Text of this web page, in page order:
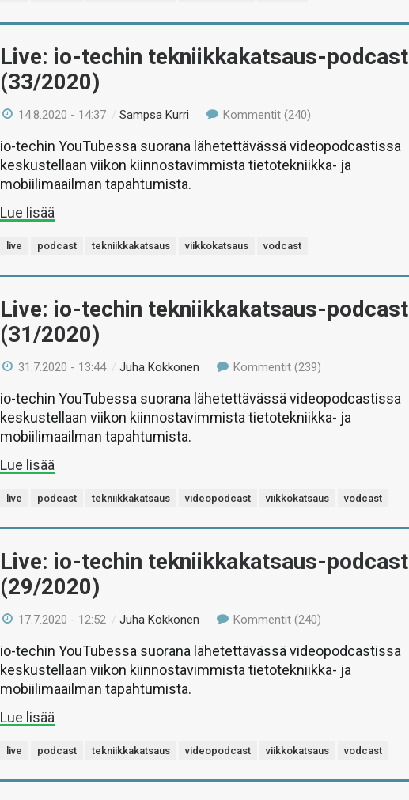
Live: io-techin tekniikkakatsaus-podcast
(33/2020)
14.8.2020 - 14:37 /Sampsa Kurri Kommentit (240)
io-techin YouTubessa suorana lähetettävässä videopodcastissa
keskustellaan viikon kiinnostavimmista tietotekniikka- ja
mobiilimaailman tapahtumista.
Lue lisää
live podcast tekniikkakatsaus viikkokatsaus vodcast
Live: io-techin tekniikkakatsaus-podcast
(31/2020)
31.7.2020 - 13:44 /Juha Kokkonen Kommentit (239)
io-techin YouTubessa suorana lähetettävässä videopodcastissa
keskustellaan viikon kiinnostavimmista tietotekniikka- ja
mobiilimaailman tapahtumista.
Lue lisää
live podcast tekniikkakatsaus videopodcast viikkokatsaus vodcast
Live: io-techin tekniikkakatsaus-podcast
(29/2020)
17.7.2020 - 12:52 /Juha Kokkonen Kommentit (240)
io-techin YouTubessa suorana lähetettävässä videopodcastissa
keskustellaan viikon kiinnostavimmista tietotekniikka- ja
mobiilimaailman tapahtumista.
Lue lisää
live podcast tekniikkakatsaus videopodcast viikkokatsaus vodcast